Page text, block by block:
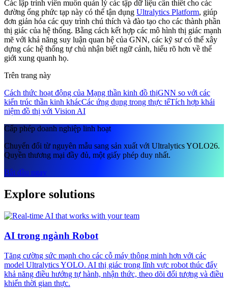
Các lập trình viên muốn quản lý các tập dữ liệu cần thiết cho các
đường ống phức tạp này có thể tận dụng Ultralytics Platform, giúp
đơn giản hóa các quy trình chú thích và đào tạo cho các thành phần
thị giác của hệ thống. Bằng cách kết hợp các mô hình thị giác mạnh
mẽ với khả năng suy luận quan hệ của GNN, các kỹ sư có thể xây
dựng các hệ thống tự chủ nhận biết ngữ cảnh, hiểu rõ hơn về thế
giới xung quanh họ.
Trên trang này
Cách thức hoạt động của Mạng thần kinh đồ thịGNN so với các
kiến trúc thần kinh khácCác ứng dụng trong thực tếTích hợp khái
niệm đồ thị với Vision AI
Cấp phép doanh nghiệp linh hoạt
Chuyển đổi từ nguyên mẫu sang sản xuất với Ultralytics YOLO26.
Quyền thương mại đầy đủ, một giấy phép duy nhất.
Bắt đầu ngay
Explore solutions
AI trong ngành Robot
Tăng cường sức mạnh cho các cỗ máy thông minh hơn với các
model Ultralytics YOLO. AI thị giác trong lĩnh vực robot thúc đẩy
khả năng điều hướng tự hành, nhận thức, theo dõi đối tượng và điều
khiển thời gian thực.